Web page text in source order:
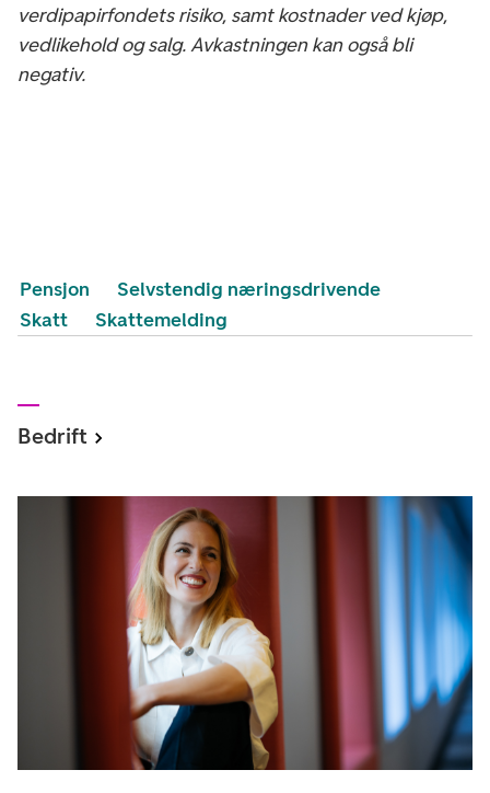
verdipapirfondets risiko, samt kostnader ved kjøp,
vedlikehold og salg. Avkastningen kan også bli
negativ.
Pensjon
Selvstendig næringsdrivende
Skatt
Skattemelding
Bedrift